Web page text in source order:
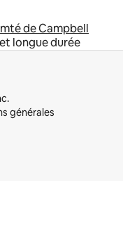
de Campbell
longue durée
générales